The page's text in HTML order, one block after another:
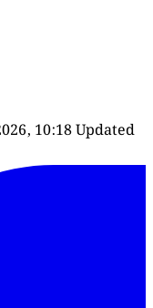
10:18Updated